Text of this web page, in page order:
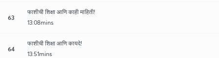
63
फाशीची शिक्षा आणि काही माहिती!
13:08mins
64
फाशीची शिक्षा आणि कायदे!
13:51mins